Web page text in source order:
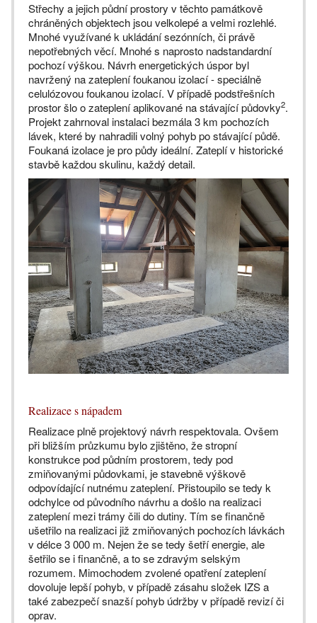
Střechy a jejich půdní prostory v těchto památkově
chráněných objektech jsou velkolepé a velmi rozlehlé.
Mnohé využívané k ukládání sezónních, či právě
nepotřebných věcí. Mnohé s naprosto nadstandardní
pochozí výškou. Návrh energetických úspor byl
navržený na zateplení foukanou izolací - speciálně
celulózovou foukanou izolací. V případě podstřešních
prostor šlo o zateplení aplikované na stávající půdovky2.
Projekt zahrnoval instalaci bezmála 3 km pochozích
lávek, které by nahradili volný pohyb po stávající půdě.
Foukaná izolace je pro půdy ideální. Zateplí v historické
stavbě každou skulinu, každý detail.
Realizace s nápadem
Realizace plně projektový návrh respektovala. Ovšem
při bližším průzkumu bylo zjištěno, že stropní
konstrukce pod půdním prostorem, tedy pod
zmiňovanými půdovkami, je stavebně výškově
odpovídající nutnému zateplení. Přistoupilo se tedy k
odchylce od původního návrhu a došlo na realizaci
zateplení mezi trámy čili do dutiny. Tím se finančně
ušetřilo na realizaci již zmiňovaných pochozích lávkách
v délce 3 000 m. Nejen že se tedy šetří energie, ale
šetřilo se i finančně, a to se zdravým selským
rozumem. Mimochodem zvolené opatření zateplení
dovoluje lepší pohyb, v případě zásahu složek IZS a
také zabezpečí snazší pohyb údržby v případě revizí či
oprav.